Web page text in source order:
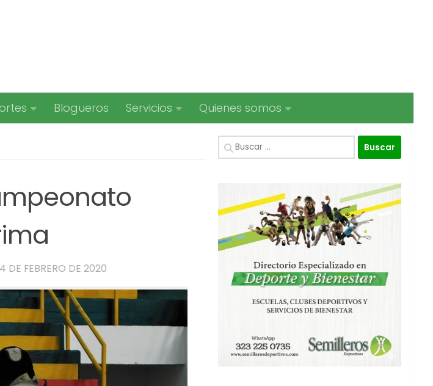
Blogueros Servicios Quienes somos
DE FEBRERO DE 2020
Buscar: